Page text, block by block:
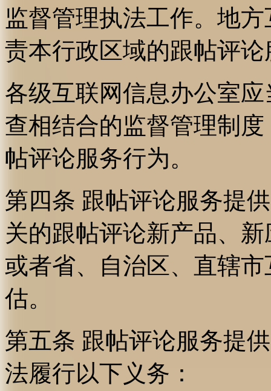
监督管理执法工作。地
责本行政区域的跟帖评
各级互联网信息办公室
查相结合的监督管理制
帖评论服务行为。
第四条 跟帖评论服务提
关的跟帖评论新产品、
或者省、自治区、直辖
估。
第五条 跟帖评论服务提
法履行以下义务：